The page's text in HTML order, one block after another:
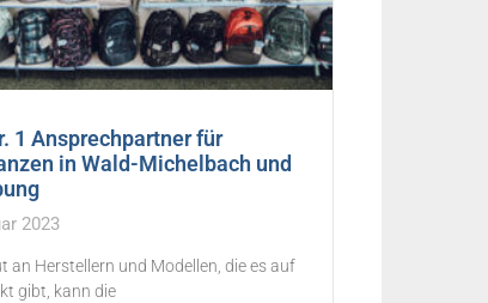
1 Ansprechpartner für
in Wald-Michelbach und
2023
an Herstellern und Modellen, die es auf
gibt, kann die